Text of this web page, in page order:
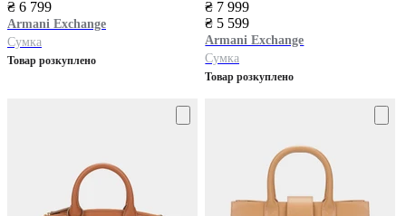
₴ 6 799
Armani Exchange
Сумка
Товар розкуплено
₴ 7 999
₴ 5 599
Armani Exchange
Сумка
Товар розкуплено